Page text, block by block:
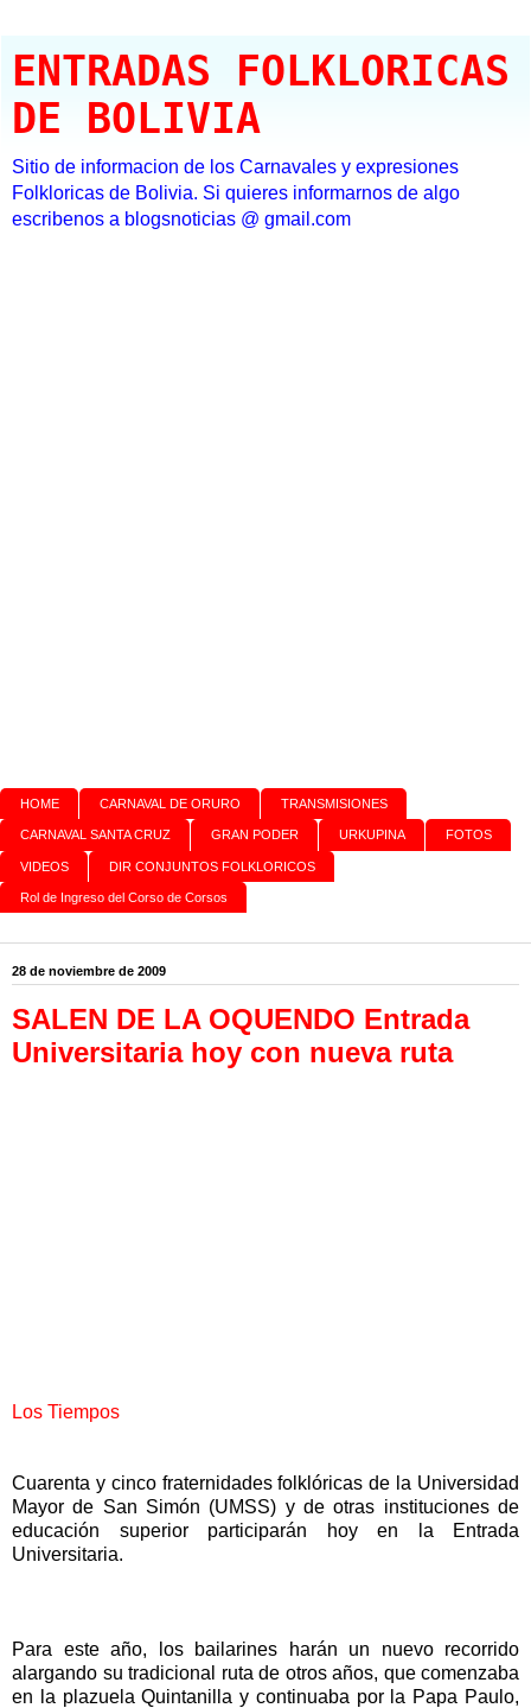
ENTRADAS FOLKLORICAS
DE BOLIVIA
Sitio de informacion de los Carnavales y expresiones
Folkloricas de Bolivia. Si quieres informarnos de algo
escribenos a blogsnoticias @ gmail.com
HOME CARNAVAL DE ORURO TRANSMISIONES
CARNAVAL SANTA CRUZ GRAN PODER URKUPINA FOTOS
VIDEOS DIR CONJUNTOS FOLKLORICOS
Rol de Ingreso del Corso de Corsos
28 de noviembre de 2009
SALEN DE LA OQUENDO Entrada
Universitaria hoy con nueva ruta
Los Tiempos
Cuarenta y cinco fraternidades folklóricas de la Universidad
Mayor de San Simón (UMSS) y de otras instituciones de
educación superior participarán hoy en la Entrada
Universitaria.
Para este año, los bailarines harán un nuevo recorrido
alargando su tradicional ruta de otros años, que comenzaba
en la plazuela Quintanilla y continuaba por la Papa Paulo,